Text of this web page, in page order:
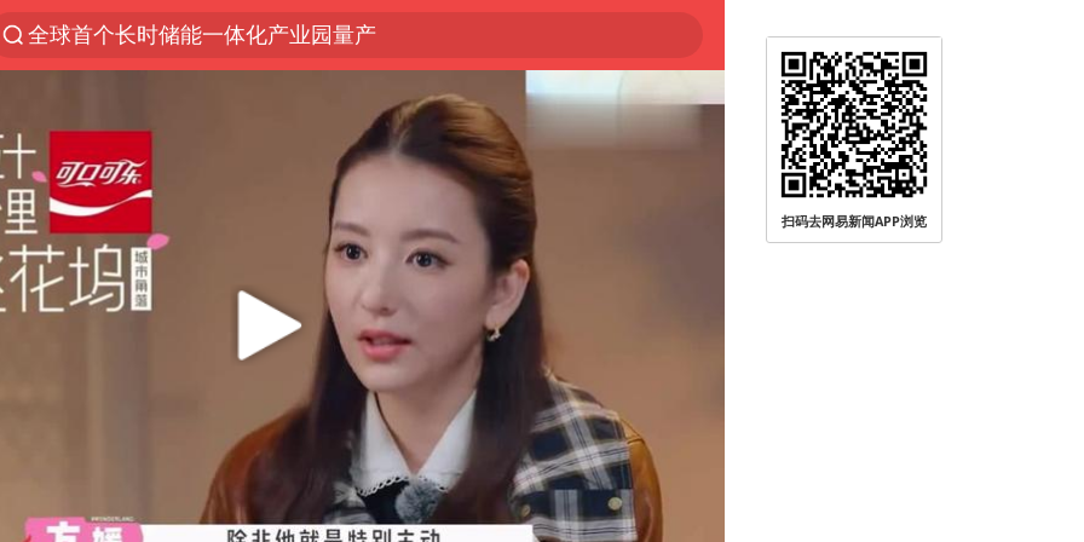
全球首个长时储能一体化产业园量产
“秋天的第一杯奶茶”6岁了
上海：台风白海豚或将带来龙卷风
四川宜宾高县4.9级地震致1死
38岁演员求职万岁山NPC成功
国乒男单横滨冠军赛全军覆没
中巨芯：上半年归母净利润1405.77万元
东航：国内客票提前14天免费退改
日本试射“战斧”导弹，国防部回应
U17国足三连胜晋级明日之星半决赛
扫码去网易新闻APP浏览